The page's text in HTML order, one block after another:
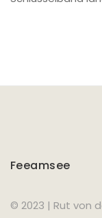
Feeamsee
© 2023 | Rut von